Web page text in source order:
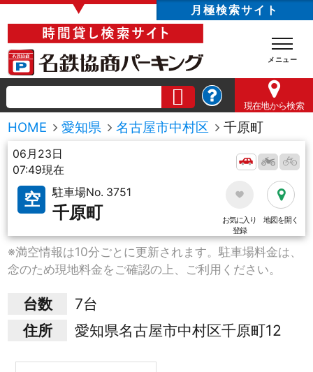
▼ 月極検索サイト
現在地から検索
HOME 愛知県 名古屋市中村区 千原町
06月23日
07:49現在
空 駐車場No. 3751
千原町
お気に入り
登録
地図を開く
※満空情報は10分ごとに更新されます。駐車場料金は、
念のため現地料金をご確認の上、ご利用ください。
台数
7台
住所
愛知県名古屋市中村区千原町12